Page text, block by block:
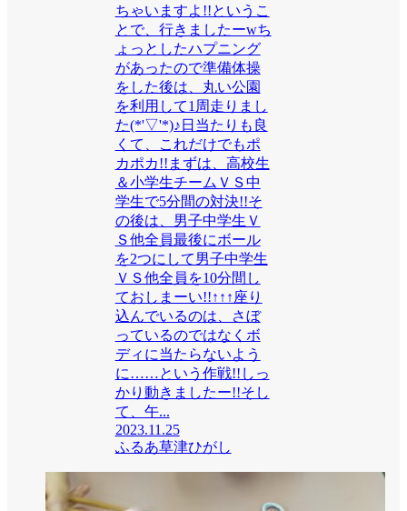
ちゃいますよ!!というこ
とで、行きましたーwち
ょっとしたハプニング
があったので準備体操
をした後は、丸い公園
を利用して1周走りまし
た(*'▽'*)♪日当たりも良
くて、これだけでもポ
カポカ!!まずは、高校生
＆小学生チームＶＳ中
学生で5分間の対決!!そ
の後は、男子中学生Ｖ
Ｓ他全員最後にボール
を2つにして男子中学生
ＶＳ他全員を10分間し
ておしまーい!!↑↑↑座り
込んでいるのは、さぼ
っているのではなくボ
ディに当たらないよう
に……という作戦!!しっ
かり動きましたー!!そし
て、午...
2023.11.25
ふるあ草津ひがし